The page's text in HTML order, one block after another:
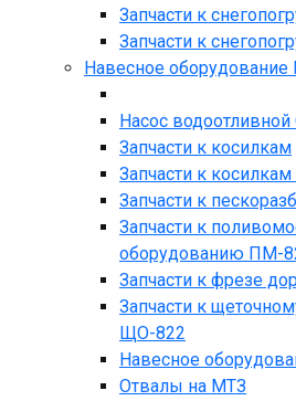
Запчасти к
Запчасти к
Навесное оборудование
Насос водоотливной
Запчасти к косилкам
Запчасти к
Запчасти к
Запчасти к
оборудованию ПМ-
Запчасти к фрезе
Запчасти к
ЩО-822
Навесное
Отвалы на МТЗ